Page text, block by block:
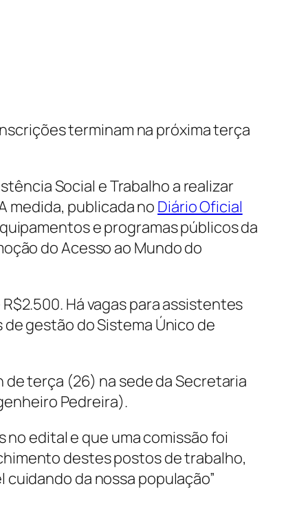
terminam na próxima terça
Social e Trabalho a realizar
medida, publicada no Diário Oficial
e programas públicos da
do Acesso ao Mundo do
Há vagas para assistentes
gestão do Sistema Único de
terça (26) na sede da Secretaria
Pedreira).
edital e que uma comissão foi
destes postos de trabalho,
da nossa população”